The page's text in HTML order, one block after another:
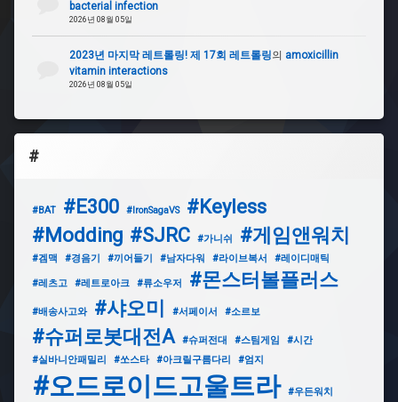
bacterial infection
2026년 08월 05일
2023년 마지막 레트롤링! 제 17회 레트롤링의 amoxicillin
vitamin interactions
2026년 08월 05일
#
#BAT #E300 #IronSagaVS
#Keyless
#Modding #SJRC #가니쉬 #게임앤워치
#겜맥 #경음기 #끼어들기 #남자다워 #라이브복서 #레이디매틱
#레츠고 #레트로아크 #류소우저 #몬스터볼플러스
#배송사고와 #샤오미 #서페이서 #소르보
#슈퍼로봇대전A #슈퍼전대 #스팀게임
#시간
#실바니안패밀리
#쏘스타 #아크릴구름다리 #엄지
#오드로이드고울트라 #우든워치